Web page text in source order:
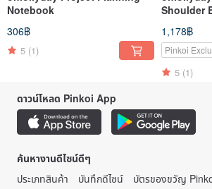
Notebook
306฿
5 (1)
Shoulder
1,178฿
Pinkoi
5 (1)
ดาวน์โหลด Pinkoi App
ค้นหางานดีไซน์ดีๆ
ประเภทสินค้า
บันทึกดีไซน์ บัตรของขวัญ